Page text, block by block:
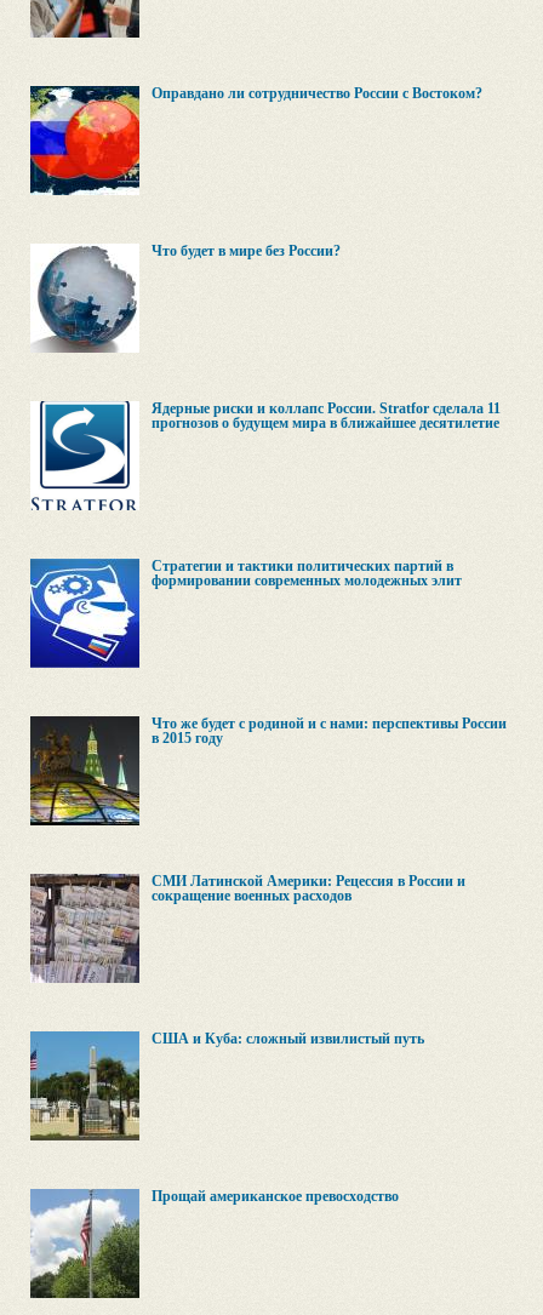
Оправдано ли сотрудничество России с Востоком?
Что будет в мире без России?
Ядерные риски и коллапс России. Stratfor сделала 11
прогнозов о будущем мира в ближайшее десятилетие
Стратегии и тактики политических партий в
формировании современных молодежных элит
Что же будет с родиной и с нами: перспективы России
в 2015 году
СМИ Латинской Америки: Рецессия в России и
сокращение военных расходов
США и Куба: сложный извилистый путь
Прощай американское превосходство